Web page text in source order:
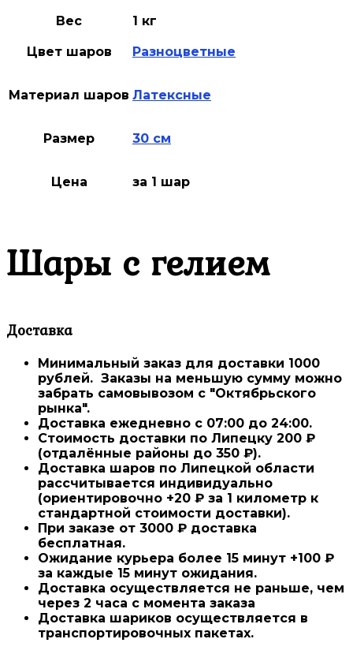
Вес
1 кг
Цвет шаров Разноцветные
Материал шаров Латексные
Размер 30 см
Цена за 1 шар
Шары с гелием
Доставка
Минимальный заказ для доставки 1000
рублей. Заказы на меньшую сумму можно
забрать самовывозом с "Октябрьского
рынка".
Доставка ежедневно с 07:00 до 24:00.
Стоимость доставки по Липецку 200 ₽
(отдалённые районы до 350 ₽).
Доставка шаров по Липецкой области
рассчитывается индивидуально
(ориентировочно +20 ₽ за 1 километр к
стандартной стоимости доставки).
При заказе от 3000 ₽ доставка
бесплатная.
Ожидание курьера более 15 минут +100 ₽
за каждые 15 минут ожидания.
Доставка осуществляется не раньше, чем
через 2 часа с момента заказа
Доставка шариков осуществляется в
транспортировочных пакетах.